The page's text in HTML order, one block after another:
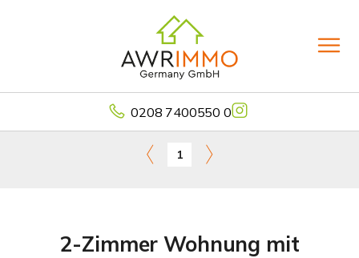
0208 7400550 0
1
2-Zimmer Wohnung mit